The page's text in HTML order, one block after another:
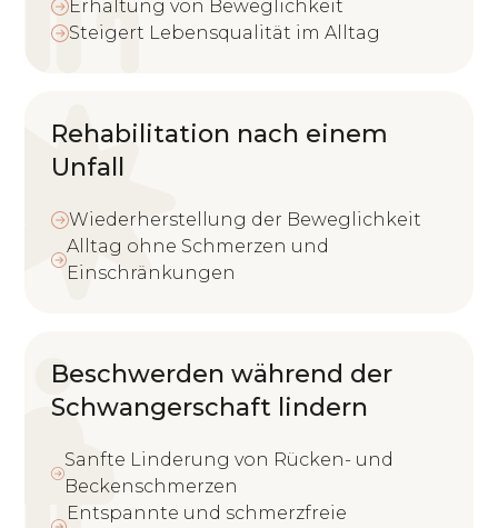
Erhaltung von Beweglichkeit
Steigert Lebensqualität im Alltag
Rehabilitation nach einem
Unfall
Wiederherstellung der Beweglichkeit
Alltag ohne Schmerzen und
Einschränkungen
Beschwerden während der
Schwangerschaft lindern
Sanfte Linderung von Rücken- und
Beckenschmerzen
Entspannte und schmerzfreie